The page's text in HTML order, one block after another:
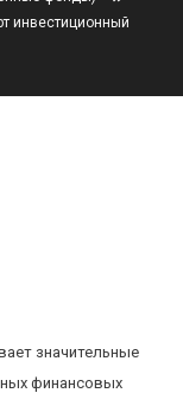
инвестиционный
значительные
финансовых